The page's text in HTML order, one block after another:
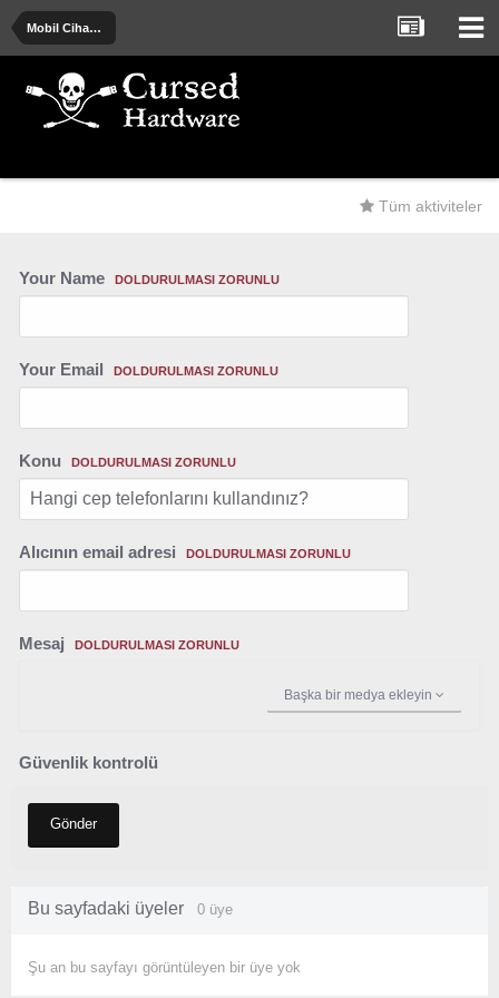
Mobil Cihazlar
Tüm aktiviteler
Your Name DOLDURULMASI ZORUNLU
Your Email DOLDURULMASI ZORUNLU
Konu DOLDURULMASI ZORUNLU
Alıcının email adresi DOLDURULMASI ZORUNLU
Mesaj DOLDURULMASI ZORUNLU
Başka bir medya ekleyin
Güvenlik kontrolü
Gönder
Bu sayfadaki üyeler 0 üye
Şu an bu sayfayı görüntüleyen bir üye yok